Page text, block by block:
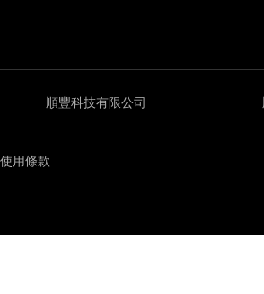
順豐科技有限公司
使用條款